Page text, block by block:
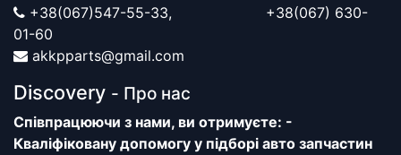
+38(067)547-55-33, +38(067) 630-
01-60
akkpparts@gmail.com
Discovery - Про нас
Співпрацюючи з нами, ви отримуєте: -
Кваліфіковану допомогу у підборі авто запчастин